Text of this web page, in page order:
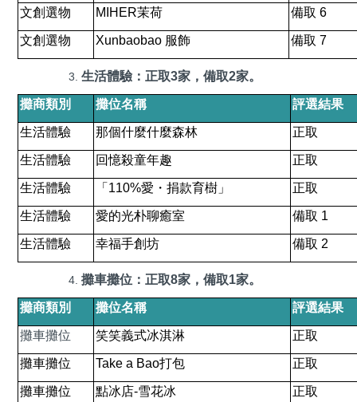
文創選物 MIHER茉荷 備取 6
文創選物 Xunbaobao 服飾 備取 7
生活體驗：正取3家，備取2家。
攤商類別 攤位名稱 評選結果
生活體驗 那個什麼什麼森林 正取
生活體驗 回憶殺童年趣 正取
生活體驗 「 110%愛・捐款育樹」 正取
生活體驗 愛的光朴聊癒室 備取 1
生活體驗 幸福手創坊 備取 2
攤車攤位：正取8家，備取1家。
攤商類別 攤位名稱 評選結果
攤車攤位 笑笑義式冰淇淋 正取
攤車攤位 Take a Bao打包 正取
攤車攤位 點冰店-雪花冰 正取